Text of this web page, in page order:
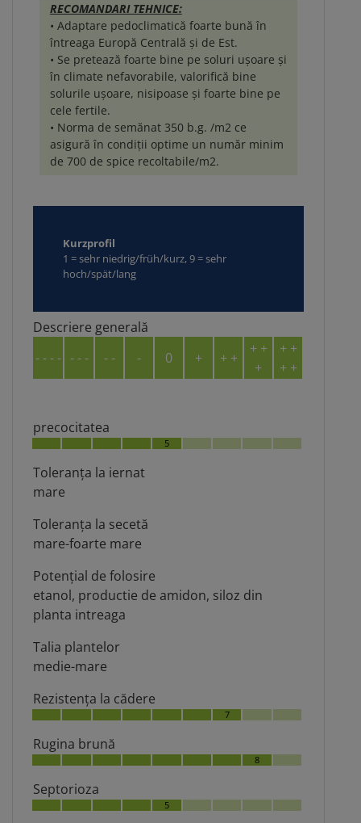
​RECOMANDARI TEHNICE:
• Adaptare pedoclimatică foarte bună în
întreaga Europă Centrală și de Est.
• Se pretează foarte bine pe soluri ușoare și
în climate nefavorabile, valorifică bine
solurile ușoare, nisipoase și foarte bine pe
cele fertile.
• Norma de semănat 350 b.g. /m2 ce
asigură în condiții optime un număr minim
de 700 de spice recoltabile/m2.
Kurzprofil
1 = sehr niedrig/früh/kurz, 9 = sehr
hoch/spät/lang
Descriere generală
- - - - - - - - - - 0 + + +
+ +
+
+ +
+ +
precocitatea
5
Toleranţa la iernat
mare
Toleranţa la secetă
mare-foarte mare
Potenţial de folosire
etanol, productie de amidon, siloz din
planta intreaga
Talia plantelor
medie-mare
Rezistenţa la cădere
7
Rugina brună
8
Septorioza
5